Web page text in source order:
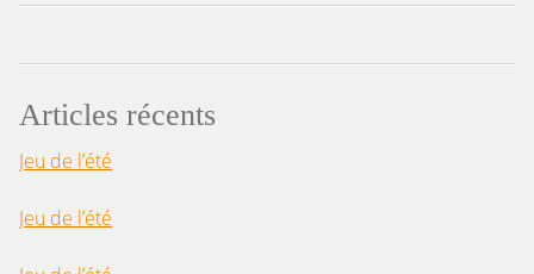
Articles récents
Jeu de l’été
Jeu de l’été